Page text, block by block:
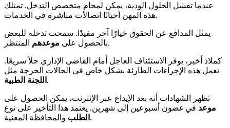
عندما تفشل الحلول الودية، يمكن لمحامٍ متخصص التدخل. تمتلك
هذه المهن أحيانًا اتصالات مباشرة في الخدمات.
يمثل المدافع عن الحقوق خيارًا آخر مفيدًا. سمحت تدخله للبعض
بالحصول على موعدهم المنتظر.
كملاذ أخير، يوفر الاستئناف العاجل أمام القاضي الإداري حلاً سريعًا.
تعمل هذه الإجراءات الطارئة بشكل خاص في الحالات الحرجة مثل
اللجنة الطبية .
تظهر الشهادات أنه بعد الإيداع عبر الإنترنت، يمكن الحصول على
موعد في غضون أسبوعين إلى شهرين. يعتمد هذا التأخير على نوع
الطلب والمحافظة المعنية.